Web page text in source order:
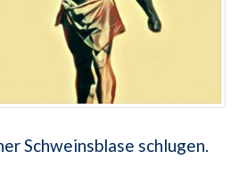
Schweinsblase schlugen.